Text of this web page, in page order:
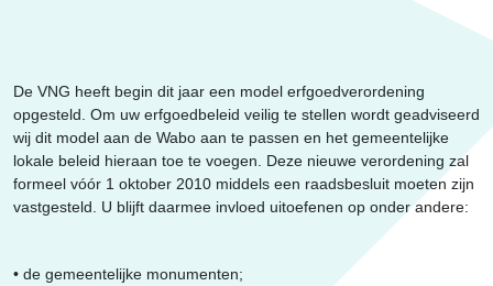
De VNG heeft begin dit jaar een model erfgoedverordening
opgesteld. Om uw erfgoedbeleid veilig te stellen wordt geadviseerd
wij dit model aan de Wabo aan te passen en het gemeentelijke
lokale beleid hieraan toe te voegen. Deze nieuwe verordening zal
formeel vóór 1 oktober 2010 middels een raadsbesluit moeten zijn
vastgesteld. U blijft daarmee invloed uitoefenen op onder andere:
• de gemeentelijke monumenten;